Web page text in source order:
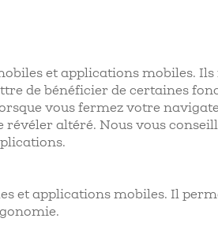
et applications mobiles.
de bénéficier de certaines
vous fermez votre
altéré. Nous vous
et applications mobiles. Il